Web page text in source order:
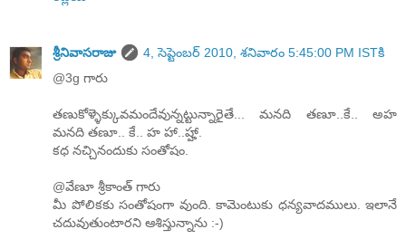
శ్రీనివాసరాజు
4, సెప్టెంబర్ 2010, శనివారం 5:45:00 PM ISTకి
@3g గారు
తణుకోళ్ళెక్కువమందేవున్నట్టున్నారైతే... మనది తణూ..కే.. అహ
మనది తణూ.. కే.. హ హా..హ్హా.
కధ నచ్చినందుకు సంతోషం.
@వేణూ శ్రీకాంత్ గారు
మీ పోలికకు సంతోషంగా వుంది. కామెంటుకు ధన్యవాదములు. ఇలానే
చదువుతుంటారని ఆశిస్తున్నాను :-)